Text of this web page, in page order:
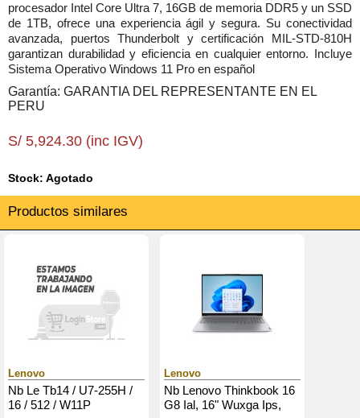
procesador Intel Core Ultra 7, 16GB de memoria DDR5 y un SSD
de 1TB, ofrece una experiencia ágil y segura. Su conectividad
avanzada, puertos Thunderbolt y certificación MIL-STD-810H
garantizan durabilidad y eficiencia en cualquier entorno. Incluye
Sistema Operativo Windows 11 Pro en español
Garantía: GARANTIA DEL REPRESENTANTE EN EL
PERU
S/ 5,924.30 (inc IGV)
Stock: Agotado
Productos similares
Lenovo
Nb Le Tb14 / U7-255H /
16 / 512 / W11P
Lenovo
Nb Lenovo Thinkbook 16
G8 Ial, 16" Wuxga Ips,